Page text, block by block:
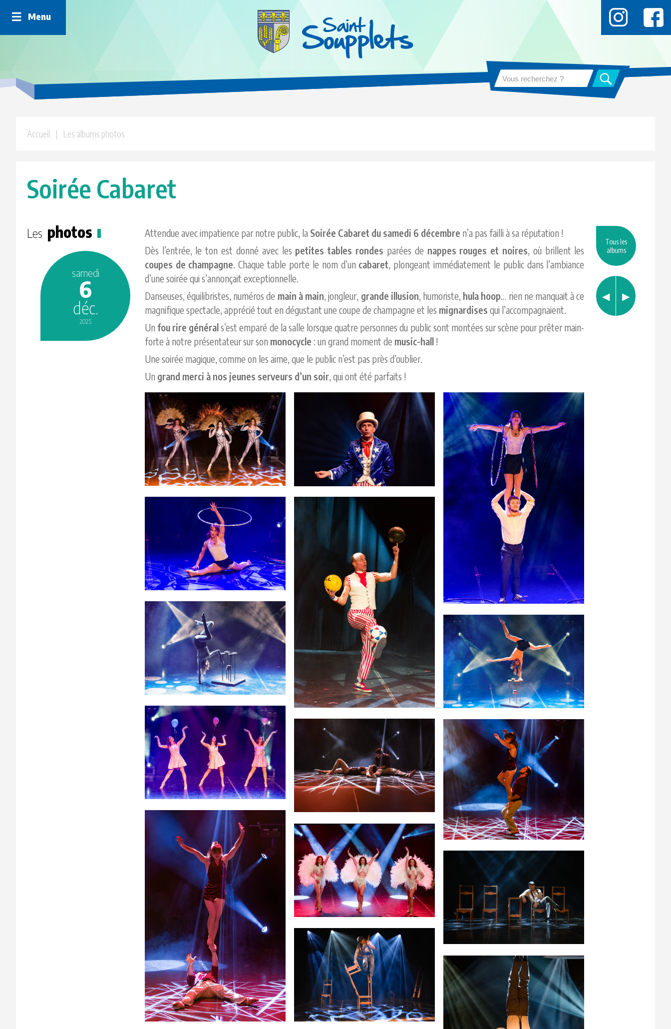
Menu
Accueil | Les albums photos
Soirée Cabaret
Les photos
6
déc.
2025
samedi
Attendue avec impatience par notre public, la Soirée Cabaret du samedi 6 décembre n’a pas failli à sa réputation !
Dès l’entrée, le ton est donné avec les petites tables rondes parées de nappes rouges et noires, où brillent les
coupes de champagne. Chaque table porte le nom d’un cabaret, plongeant immédiatement le public dans l’ambiance
d’une soirée qui s’annonçait exceptionnelle.
Danseuses, équilibristes, numéros de main à main, jongleur, grande illusion, humoriste, hula hoop… rien ne manquait à ce
magnifique spectacle, apprécié tout en dégustant une coupe de champagne et les mignardises qui l’accompagnaient.
Un fou rire générals’est emparé de la salle lorsque quatre personnes du public sont montées sur scène pour prêter main-
forte à notre présentateur sur son monocycle : un grand moment de music-hall!
Une soirée magique, comme on les aime, que le public n’est pas près d’oublier.
Un grand merci à nos jeunes serveurs d’un soir, qui ont été parfaits !
Tous les
albums